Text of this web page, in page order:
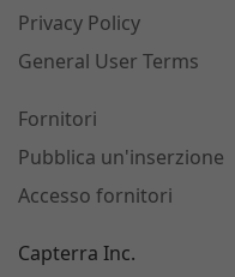
Privacy Policy
General User Terms
Fornitori
Pubblica un'inserzione
Accesso fornitori
Capterra Inc.